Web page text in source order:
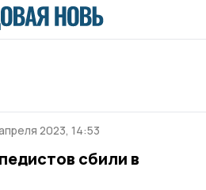
2023, 14:53
сбили в